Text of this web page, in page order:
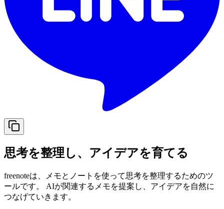
思考を整理し、アイデアを育てる
freenoteは、メモとノートを使って思考を整理するためのツ
ールです。 AIが関連するメモを提案し、アイデアを自然に
つなげていきます。